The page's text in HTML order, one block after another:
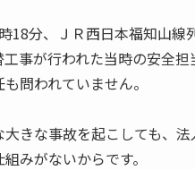
分、ＪＲ西日本福知山線
事が行われた当時の安全
問われていません。
きな事故を起こしても、法
みがないからです。